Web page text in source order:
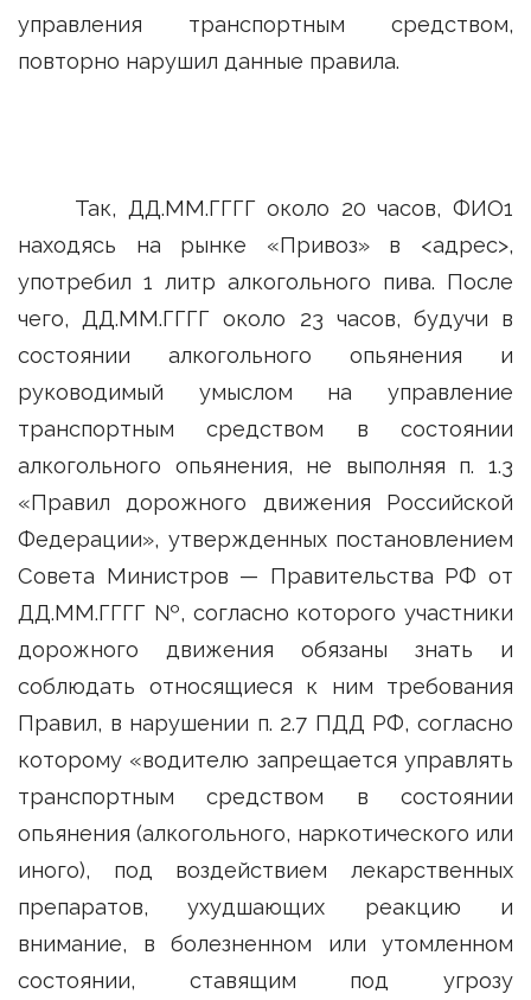
управления транспортным средством,
повторно нарушил данные правила.
Так, ДД.ММ.ГГГГ около 20 часов, ФИО1
находясь на рынке «Привоз» в <адрес>,
употребил 1 литр алкогольного пива. После
чего, ДД.ММ.ГГГГ около 23 часов, будучи в
состоянии алкогольного опьянения и
руководимый умыслом на управление
транспортным средством в состоянии
алкогольного опьянения, не выполняя п. 1.3
«Правил дорожного движения Российской
Федерации», утвержденных постановлением
Совета Министров — Правительства РФ от
ДД.ММ.ГГГГ №, согласно которого участники
дорожного движения обязаны знать и
соблюдать относящиеся к ним требования
Правил, в нарушении п. 2.7 ПДД РФ, согласно
которому «водителю запрещается управлять
транспортным средством в состоянии
опьянения (алкогольного, наркотического или
иного), под воздействием лекарственных
препаратов, ухудшающих реакцию и
внимание, в болезненном или утомленном
состоянии, ставящим под угрозу